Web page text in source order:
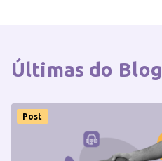
Últimas do Blog
Post